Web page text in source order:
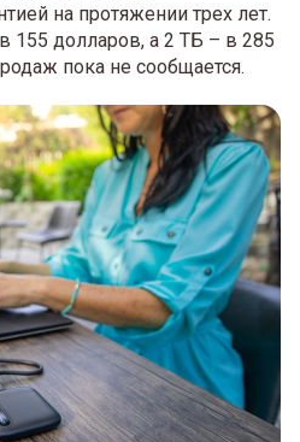
на протяжении трех лет.
155 долларов, а 2 ТБ – в 285
пока не сообщается.